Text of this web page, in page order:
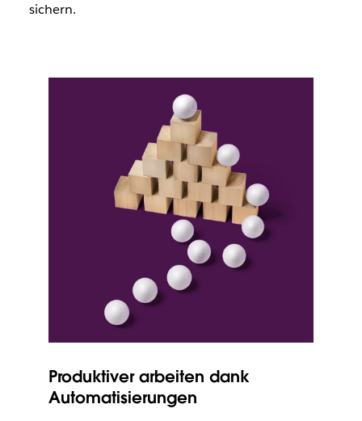
sichern.
Produktiver arbeiten dank
Automatisierungen